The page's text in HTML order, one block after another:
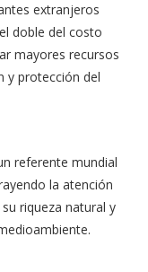
extranjeros
doble del costo
mayores recursos
y protección del
referente mundial
la atención
riqueza natural y